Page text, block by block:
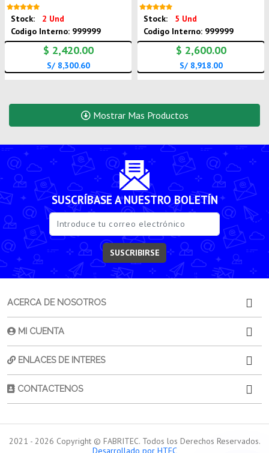
Stock:
2 Und
Codigo Interno: 999999
$ 2,420.00
S/ 8,300.60
Stock:
5 Und
Codigo Interno: 999999
$ 2,600.00
S/ 8,918.00
Mostrar Mas Productos
SUSCRÍBASE A NUESTRO BOLETÍN
SUSCRIBIRSE
ACERCA DE NOSOTROS
MI CUENTA
ENLACES DE INTERES
CONTACTENOS
2021 - 2026 Copyright © FABRITEC. Todos los Derechos Reservados.
Desarrollado por HTEC